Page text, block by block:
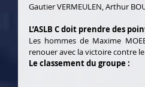
Gautier VERMEULEN, Arthur
L’ASLB C doit prendre des
Les hommes de Maxime
renouer avec la victoire contre le
Le classement du groupe :